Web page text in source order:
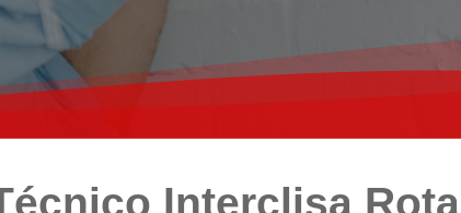
Interclisa Rota